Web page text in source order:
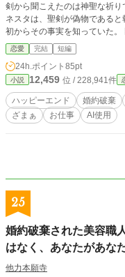
剣から聞こえたのは神聖な祈りではない。 『本物に見えさ
ネスタは、聖剣が偽物であると報告する。 ところが婚約者
初からその事実を知っていた。 民衆の希望となった聖女を守るため、鑑定を誤
ったことにされたエルネスタは
「君なら、国のためだと理解してくれると
えに来た恩師にも、エルネスタ
意された居場所へ戻ることを初
調べるため、北の辺境へ向かう。 依頼主は、戦争を終結へ導いた英雄ギ
ト公爵。 だが、彼が亡き兄から受け継いだ剣へ触れた瞬間、エルネスタは自分
の名を聞く。 『エルネスタを殺せ』 エルネスタは剣の声を信じ、公爵を疑う。
令嬢が、初めて相手本人の言
恋愛 完結 短編
24h.ポイント 85pt
小説 12,459 位 / 228,941件
ハッピーエンド 婚約破棄
ざまぁ
お仕事 AI使用
25
婚約破棄された美容職
はなく、あなたがあな
他力本願寺